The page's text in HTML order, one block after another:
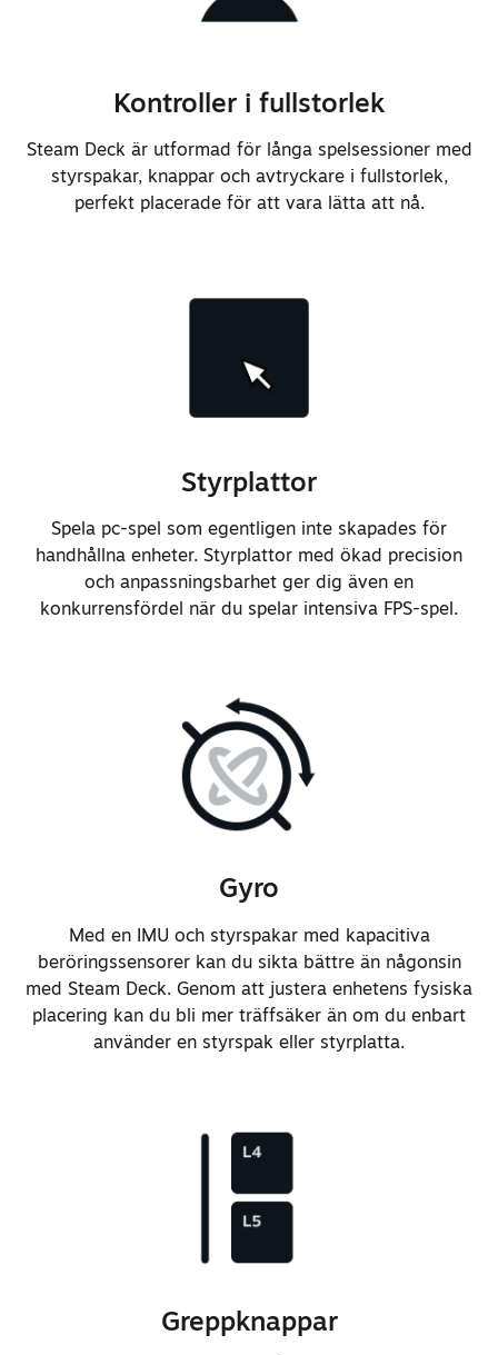
Kontroller i fullstorlek
Steam Deck är utformad för långa spelsessioner med
styrspakar, knappar och avtryckare i fullstorlek,
perfekt placerade för att vara lätta att nå.
Styrplattor
Spela pc-spel som egentligen inte skapades för
handhållna enheter. Styrplattor med ökad precision
och anpassningsbarhet ger dig även en
konkurrensfördel när du spelar intensiva FPS-spel.
Gyro
Med en IMU och styrspakar med kapacitiva
beröringssensorer kan du sikta bättre än någonsin
med Steam Deck. Genom att justera enhetens fysiska
placering kan du bli mer träffsäker än om du enbart
använder en styrspak eller styrplatta.
Greppknappar